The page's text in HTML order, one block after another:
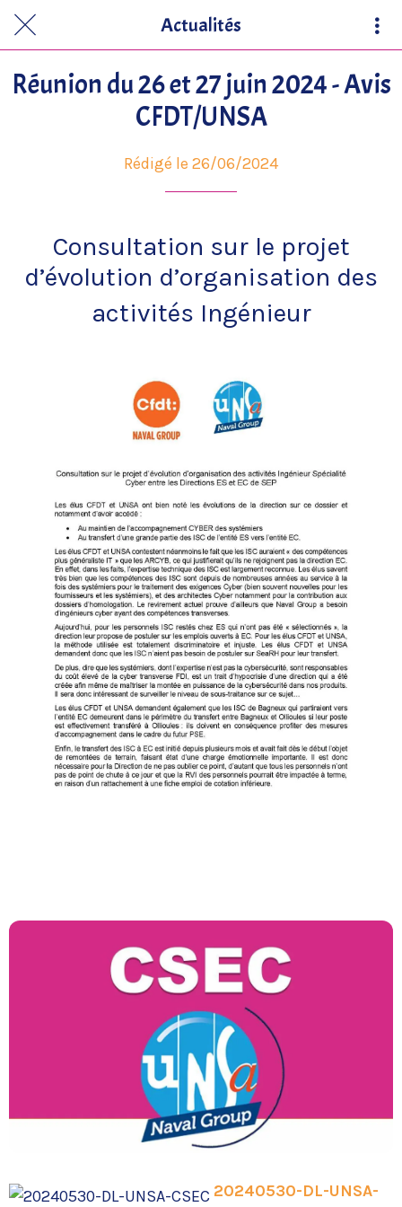
Actualités
Réunion du 26 et 27 juin 2024 - Avis
CFDT/UNSA
Rédigé le 26/06/2024
Consultation sur le projet
d’évolution d’organisation des
activités Ingénieur
20240530-DL-UNSA-